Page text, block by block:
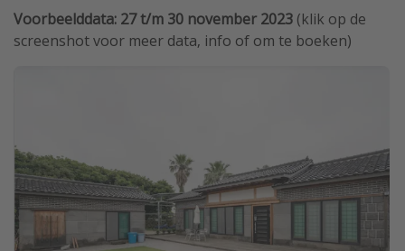
Voorbeelddata: 27 t/m 30 november 2023 (klik op de
screenshot voor meer data, info of om te boeken)